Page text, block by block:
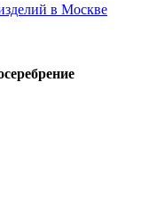
в Москве